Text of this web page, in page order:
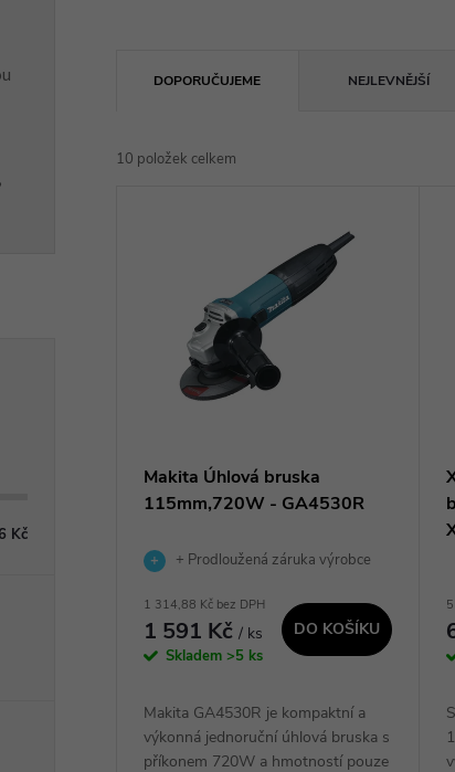
,
Kč
DOPORUČUJEME NEJLEVNĚJŠÍ
10 položek celkem
Makita Úhlová bruska
115mm,720W - GA4530R
+ Prodloužená záruka výrobce
1 314,88 Kč bez DPH
1 591 Kč / ks
Skladem >5 ks
DO KOŠÍKU
Makita GA4530R je kompaktní a
výkonná jednoruční úhlová bruska s
příkonem 720W a hmotností pouze